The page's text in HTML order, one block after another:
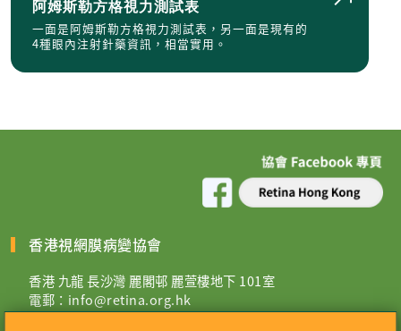
阿姆斯勒方格視力測試表
一面是阿姆斯勒方格視力測試表，另一面是現有的
4種眼內注射針藥資訊，相當實用。
香港視網膜病變協會
香港 九龍 長沙灣 麗閣邨 麗萱樓地下 101室
電郵： info@retina.org.hk
電話：2708 9363 / WhatsApp:9344 3882